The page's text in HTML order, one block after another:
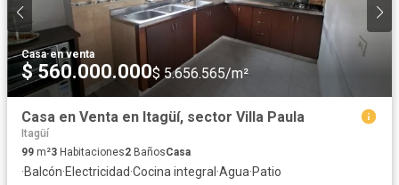
Casa·en venta
$ 560.000.000$ 5.656.565/m²
Casa en Venta en Itagüí, sector Villa Paula
Itagüí
99 m²3 Habitaciones2 BañosCasa
·Balcón·Electricidad·Cocina integral ·Agua·Patio